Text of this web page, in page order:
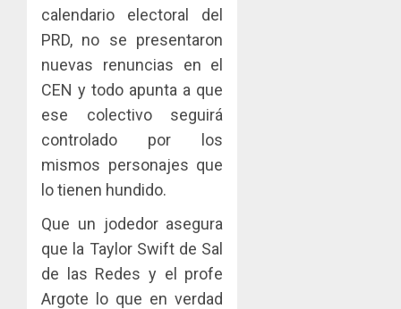
calendario electoral del
PRD, no se presentaron
nuevas renuncias en el
CEN y todo apunta a que
ese colectivo seguirá
controlado por los
mismos personajes que
lo tienen hundido.
Que un jodedor asegura
que la Taylor Swift de Sal
de las Redes y el profe
Argote lo que en verdad